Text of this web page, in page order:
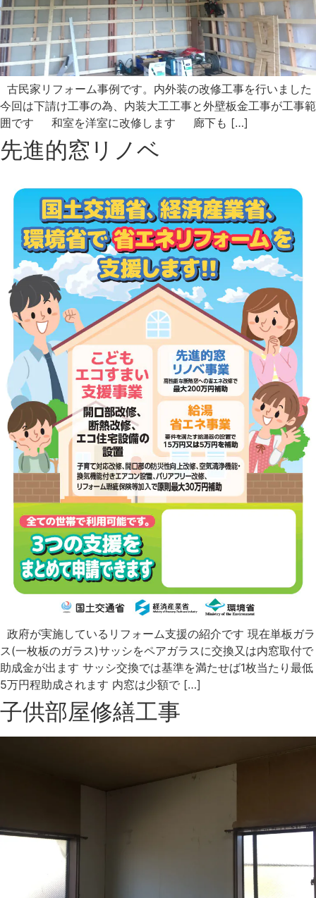
古民家リフォーム事例です。内外装の改修工事を行いました
今回は下請け工事の為、内装大工工事と外壁板金工事が工事範
囲です 和室を洋室に改修します 廊下も […]
先進的窓リノベ
政府が実施しているリフォーム支援の紹介です 現在単板ガラ
ス(一枚板のガラス)サッシをペアガラスに交換又は内窓取付で
助成金が出ます サッシ交換では基準を満たせば1枚当たり最低
5万円程助成されます 内窓は少額で […]
子供部屋修繕工事